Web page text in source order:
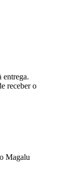
entrega.
receber o
Magalu